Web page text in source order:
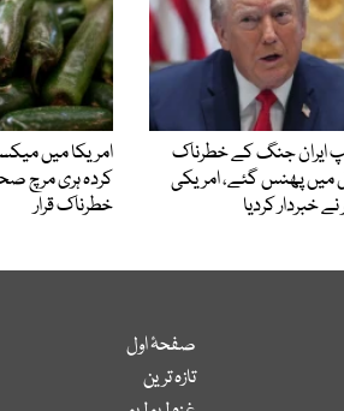
ایران جنگ کے خطرناک
میں پھنس گئے، امریکی
نے خبردار کردیا
امریکا میں
کردہ ہری مرچ
خطرناک قرار
صفحۂ اول
تازہ ترین